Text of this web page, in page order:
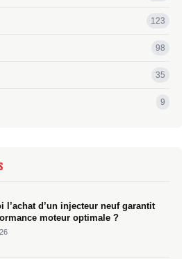
123
98
35
9
l’achat d’un injecteur neuf garantit
moteur optimale ?